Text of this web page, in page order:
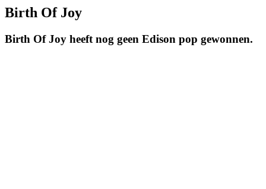
Birth Of Joy
Birth Of Joy heeft nog geen Edison pop gewonnen.